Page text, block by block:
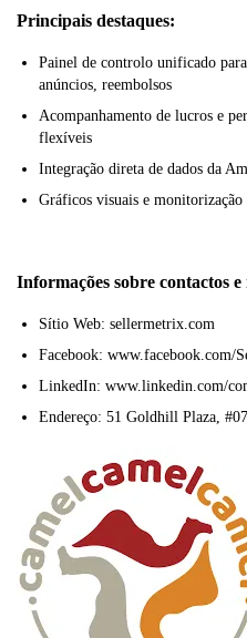
Principais destaques:
Painel de controlo unificado
anúncios, reembolsos
Acompanhamento de lucros e
flexíveis
Integração direta de dados da
Gráficos visuais e monitorização
Informações sobre contactos e
Sítio Web: sellermetrix.com
Facebook: www.facebook.com/
LinkedIn: www.linkedin.com/
Endereço: 51 Goldhill Plaza,